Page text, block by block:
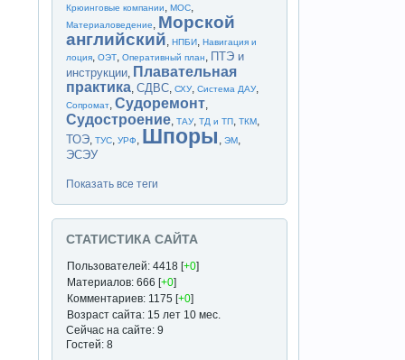
Крюинговые компании,МОС,
Материаловедение, Морской
английский,НПБИ,Навигация и
лоция,ОЭТ,Оперативный план, ПТЭ и
инструкции, Плавательная
практика,СДВС,СХУ,Система ДАУ,
Сопромат,Судоремонт,
Судостроение,ТАУ,ТД и ТП,ТКМ,
ТОЭ,ТУС,УРФ, Шпоры ,ЭМ,
ЭСЭУ
Показать все теги
СТАТИСТИКА САЙТА
Пользователей: 4418 [+0]
Материалов: 666 [+0]
Комментариев: 1175 [+0]
Возраст сайта: 15 лет 10 мес.
Сейчас на сайте: 9
Гостей: 8